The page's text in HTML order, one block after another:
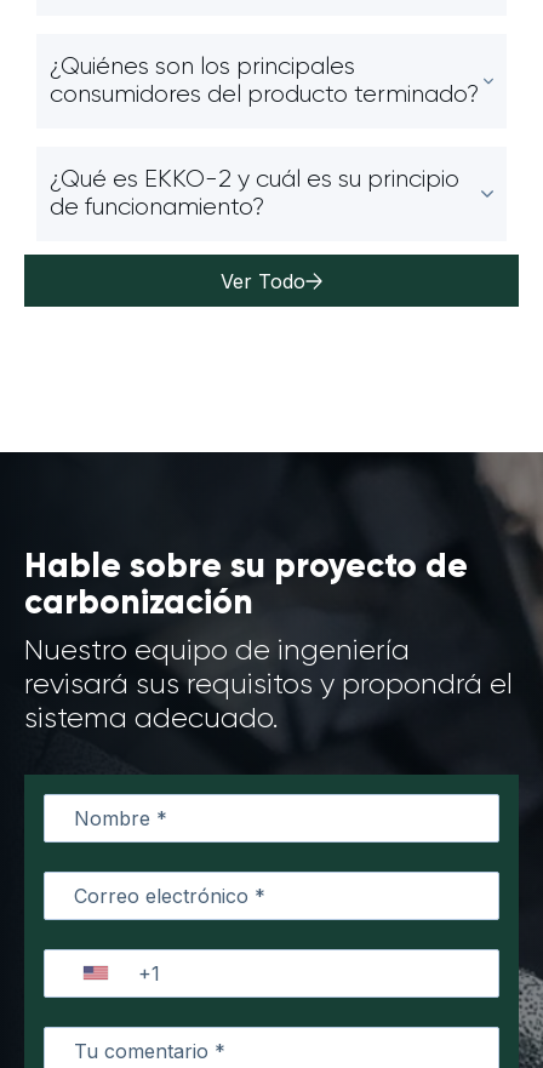
¿Quiénes son los principales
consumidores del producto terminado?
¿Qué es EKKO-2 y cuál es su principio
de funcionamiento?
Ver Todo
Hable sobre su proyecto de
carbonización
Nuestro equipo de ingeniería
revisará sus requisitos y propondrá el
sistema adecuado.